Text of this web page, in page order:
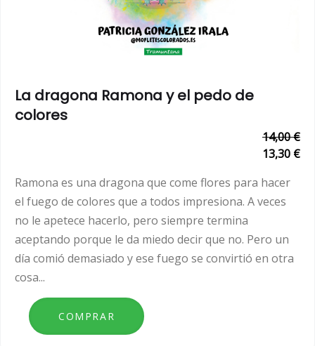
La dragona Ramona y el pedo de
colores
14,00 €
13,30 €
Ramona es una dragona que come flores para hacer
el fuego de colores que a todos impresiona. A veces
no le apetece hacerlo, pero siempre termina
aceptando porque le da miedo decir que no. Pero un
día comió demasiado y ese fuego se convirtió en otra
cosa...